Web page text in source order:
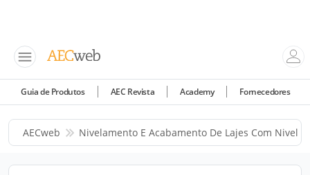
Guia de Produtos AEC Revista Academy Fornecedores
AECweb Nivelamento E Acabamento De Lajes Com Nivel